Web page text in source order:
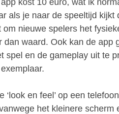
als je naar de speeltijd kijkt
nieuwe spelers het
dan waard. Ook kan de app
spel en de gameplay uit te
‘look en feel’ op een
het kleinere scherm